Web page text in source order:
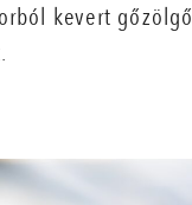
kevert gőzölgő